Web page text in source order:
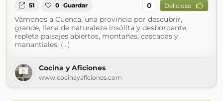
51 0 Guardar 0 Delicioso
Vámonos a Cuenca, una provincia por descubrir,
grande, llena de naturaleza insólita y desbordante,
repleta paisajes abiertos, montañas, cascadas y
manantiales, (...)
Cocina y Aficiones
www.cocinayaficiones.com